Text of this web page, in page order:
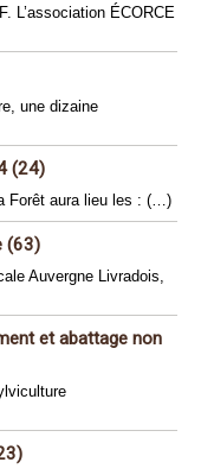
L’association ÉCORCE
une dizaine
(24)
Forêt aura lieu les : (…)
(63)
Auvergne Livradois,
et abattage non